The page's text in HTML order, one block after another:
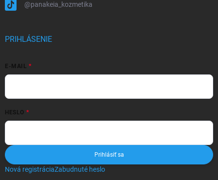
@panakeia_kozmetika
PRIHLÁSENIE
E-MAIL
HESLO
Prihlásiť sa
Nová registráciaZabudnuté heslo